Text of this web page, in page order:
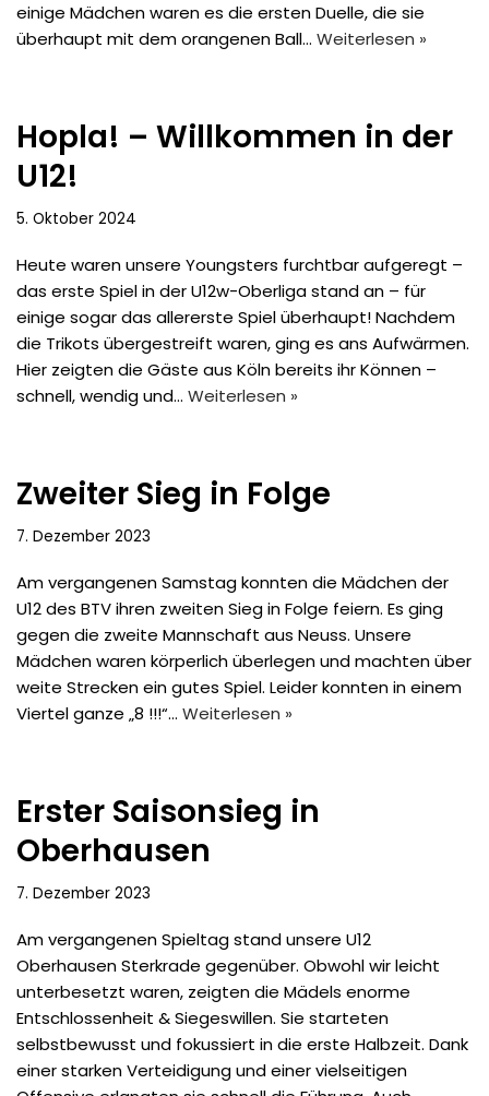
einige Mädchen waren es die ersten Duelle, die sie
überhaupt mit dem orangenen Ball… Weiterlesen »
Hopla! – Willkommen in der
U12!
5. Oktober 2024
Heute waren unsere Youngsters furchtbar aufgeregt –
das erste Spiel in der U12w-Oberliga stand an – für
einige sogar das allererste Spiel überhaupt! Nachdem
die Trikots übergestreift waren, ging es ans Aufwärmen.
Hier zeigten die Gäste aus Köln bereits ihr Können –
schnell, wendig und… Weiterlesen »
Zweiter Sieg in Folge
7. Dezember 2023
Am vergangenen Samstag konnten die Mädchen der
U12 des BTV ihren zweiten Sieg in Folge feiern. Es ging
gegen die zweite Mannschaft aus Neuss. Unsere
Mädchen waren körperlich überlegen und machten über
weite Strecken ein gutes Spiel. Leider konnten in einem
Viertel ganze „8 !!!“… Weiterlesen »
Erster Saisonsieg in
Oberhausen
7. Dezember 2023
Am vergangenen Spieltag stand unsere U12
Oberhausen Sterkrade gegenüber. Obwohl wir leicht
unterbesetzt waren, zeigten die Mädels enorme
Entschlossenheit & Siegeswillen. Sie starteten
selbstbewusst und fokussiert in die erste Halbzeit. Dank
einer starken Verteidigung und einer vielseitigen